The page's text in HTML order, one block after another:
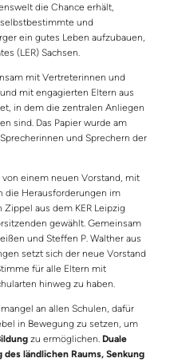
die Chance erhält,
und
ein gutes Leben aufzubauen,
(LER) Sachsen.
mit Vertreterinnen und
mit engagierten Eltern aus
in dem die zentralen Anliegen
sind. Das Papier wurde am
und Sprechern der
einem neuen Vorstand, mit
die Herausforderungen im
aus dem KER Leipzig
gewählt. Gemeinsam
und Steffen P. Walther aus
setzt sich der neue Vorstand
für alle Eltern mit
hinweg zu haben.
an allen Schulen, dafür
in Bewegung zu setzen, um
zu ermöglichen. Duale
ländlichen Raums, Senkung